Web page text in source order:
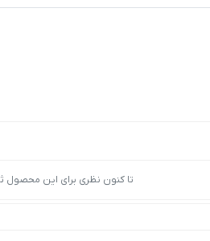
تا کنون نظری برای این